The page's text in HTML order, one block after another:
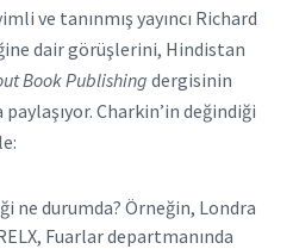
ve tanınmış yayıncı Richard
dair görüşlerini, Hindistan
Book Publishing dergisinin
paylaşıyor. Charkin’in değindiği
ne durumda? Örneğin, Londra
Fuarlar departmanında